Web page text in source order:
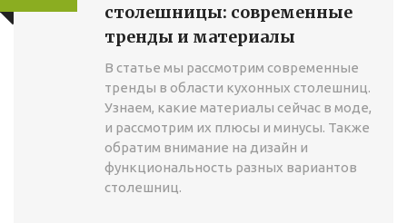
столешницы: современные
тренды и материалы
В статье мы рассмотрим современные
тренды в области кухонных столешниц.
Узнаем, какие материалы сейчас в моде,
и рассмотрим их плюсы и минусы. Также
обратим внимание на дизайн и
функциональность разных вариантов
столешниц.